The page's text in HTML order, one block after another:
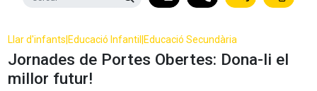
Llar d'infants Educació Infantil Educació Secundària
Jornades de Portes Obertes: Dona-li el
millor futur!